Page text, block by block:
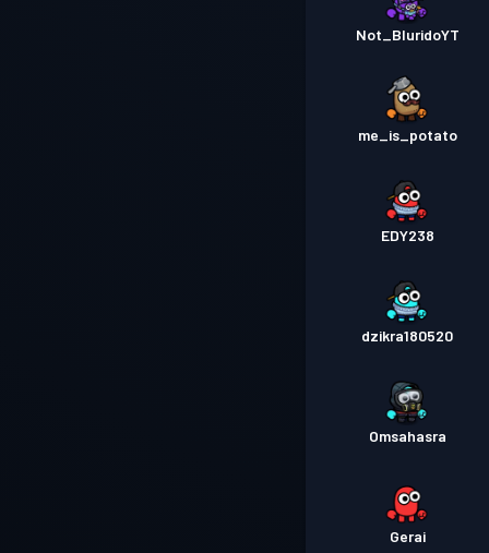
Not_BluridoYT
me_is_potato
EDY238
dzikra180520
Omsahasra
Gerai